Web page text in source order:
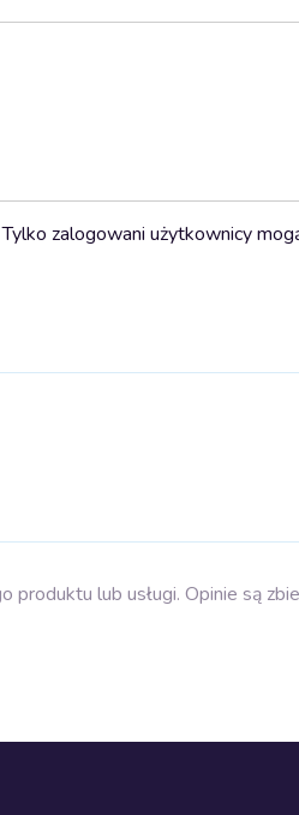
Tylko zalogowani użytkownicy
lub usługi. Opinie są